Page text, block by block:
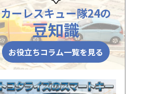
カーレスキュー隊24の
豆知識
お役立ちコラム一覧を見る